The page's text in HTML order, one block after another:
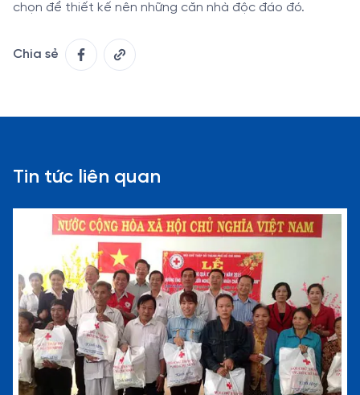
chọn để thiết kế nên những căn nhà độc đáo đó.
Chia sẻ
Tin tức liên quan